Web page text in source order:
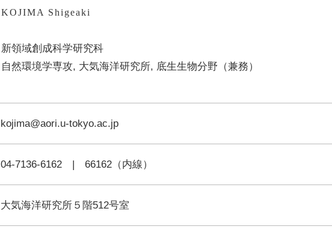
KOJIMA Shigeaki
新領域創成科学研究科
自然環境学専攻, 大気海洋研究所, 底生生物分野（兼務）
kojima@aori.u-tokyo.ac.jp
04-7136-6162 | 66162（内線）
大気海洋研究所５階512号室